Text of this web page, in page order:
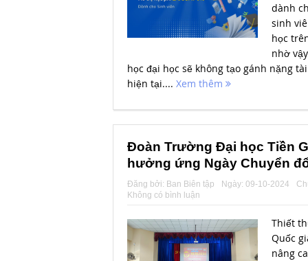
dành
sinh
học
nhờ
học đại học sẽ không tạo gánh nặng
hiện tại.... Xem thêm
Đoàn Trường Đại học Tiền
hưởng ứng Ngày Chuyển
Đăng bởi: Ban Biên tập Ngày: 09-10-2024
Không có bình luận
Thiết
Quốc
nâng